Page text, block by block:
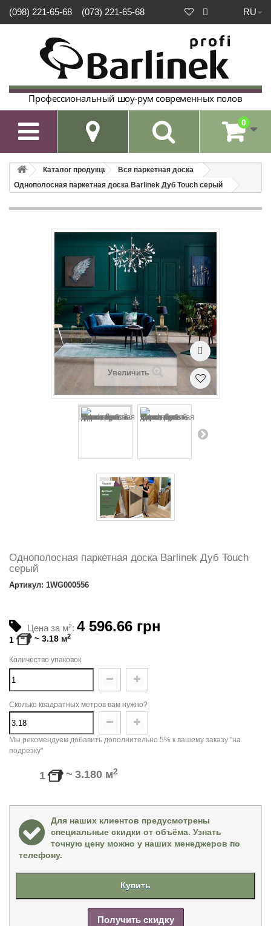
RU
(098) 221-65-68 (073) 221-65-68
Профессиональный шоу-рум современных полов
 0
Каталог продукции
Вся паркетная доска
Однополосная паркетная доска Barlinek Дуб Touch серый
Увеличить
Однополосная паркетная доска Barlinek Дуб Touch
серый
Артикул: 1WG000556
Цена за м2: 4 596.66 грн
1 ~ 3.18 м2
Количество упаковок
Сколько квадратных метров вам нужно?
Мы рекомендуем добавить дополнительно 5% к вашему заказу "на
подрезку"
1 ~ 3.180 м2
Для наших клиентов предусмотрены
специальные скидки от объёма. Узнать
точную цену можно у наших менеджеров по
телефону.
Купить
Получить скидку